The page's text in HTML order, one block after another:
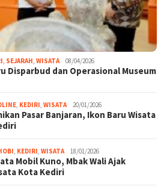
SEJARAH WISATA 08/04/2026
Disparbud dan Operasional Museum
KEDIRI WISATA 20/01/2026
Pasar Banjaran, Ikon Baru Wisata
KEDIRI WISATA 18/01/2026
Mobil Kuno, Mbak Wali Ajak
Kota Kediri